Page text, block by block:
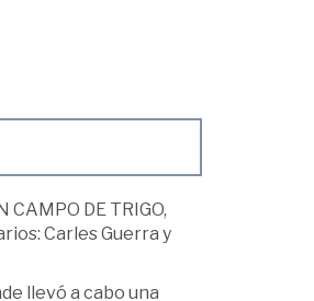
CAMPO DE TRIGO,
Carles Guerra y
llevó a cabo una